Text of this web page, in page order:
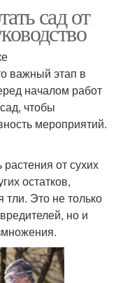
сад от
важный этап в
началом работ
чтобы
мероприятий.
от сухих
остатков,
тли. Это не только
но и